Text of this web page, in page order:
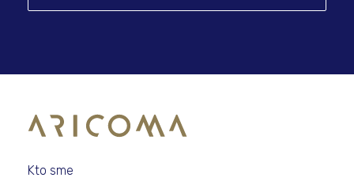
Kto sme